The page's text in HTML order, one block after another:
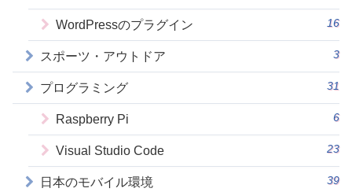
WordPressのプラグイン 16
スポーツ・アウトドア 3
プログラミング 31
Raspberry Pi 6
Visual Studio Code 23
日本のモバイル環境 39